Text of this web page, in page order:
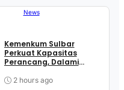
News
Kemenkum Sulbar
Perkuat Kapasitas
Perancang, Dalami
Pengundangan
2 hours ago